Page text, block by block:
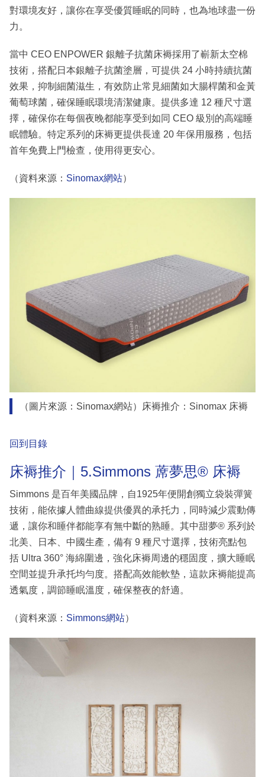
對環境友好，讓你在享受優質睡眠的同時，也為地球盡一份
力。
當中 CEO ENPOWER 銀離子抗菌床褥採用了嶄新太空棉
技術，搭配日本銀離子抗菌塗層，可提供 24 小時持續抗菌
效果，抑制細菌滋生，有效防止常見細菌如大腸桿菌和金黃
葡萄球菌，確保睡眠環境清潔健康。提供多達 12 種尺寸選
擇，確保你在每個夜晚都能享受到如同 CEO 級別的高端睡
眠體驗。特定系列的床褥更提供長達 20 年保用服務，包括
首年免費上門檢查，使用得更安心。
（資料來源： Sinomax網站）
（圖片來源：Sinomax網站）床褥推介：Sinomax 床褥
回到目錄
床褥推介｜5.Simmons 蓆夢思® 床褥
Simmons 是百年美國品牌，自1925年便開創獨立袋裝彈簧
技術，能依據人體曲線提供優異的承托力，同時減少震動傳
遞，讓你和睡伴都能享有無中斷的熟睡。其中甜夢® 系列於
北美、日本、中國生產，備有 9 種尺寸選擇，技術亮點包
括 Ultra 360° 海綿圍邊，強化床褥周邊的穩固度，擴大睡眠
空間並提升承托均勻度。搭配高效能軟墊，這款床褥能提高
透氣度，調節睡眠溫度，確保整夜的舒適。
（資料來源： Simmons網站）